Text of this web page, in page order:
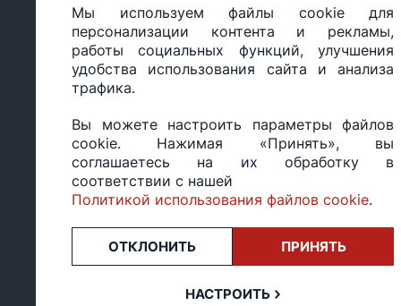
персональных
данных
Настройка политики
cookie
Юридический адрес: 220035, Республика Беларусь,
ул.Тимирязева 65Б, оф.1107Б
Свидетельство о государственной регистрации:
14.03.2017.
Регистрация в Торговом реестре: №494648 от
Заказы, оформленные в рабочий день после 18:00, а
или праздники, обрабатываются на следующий
Мы используем файлы cookie для
персонализации контента и рекламы,
работы социальных функций, улучшения
удобства использования сайта и анализа
трафика.
Вы можете настроить параметры файлов
cookie. Нажимая «Принять», вы
соглашаетесь на их обработку в
соответствии с нашей
Политикой использования файлов cookie.
ОТКЛОНИТЬ ПРИНЯТЬ
НАСТРОИТЬ